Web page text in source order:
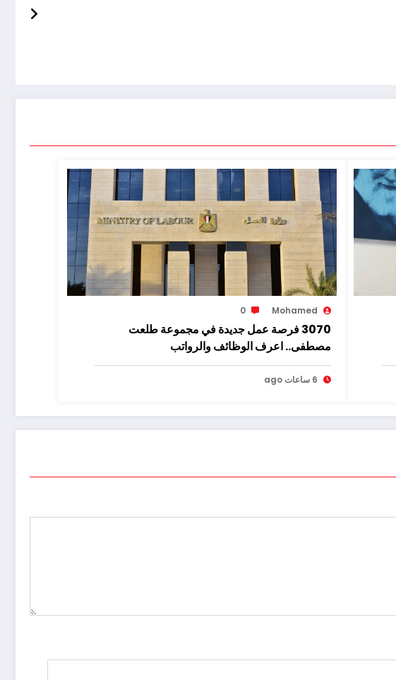
Mohamed
0
3070 فرصة عمل جديدة في مجموعة طلعت
مصطفى.. اعرف الوظائف والرواتب
6 ساعات ago